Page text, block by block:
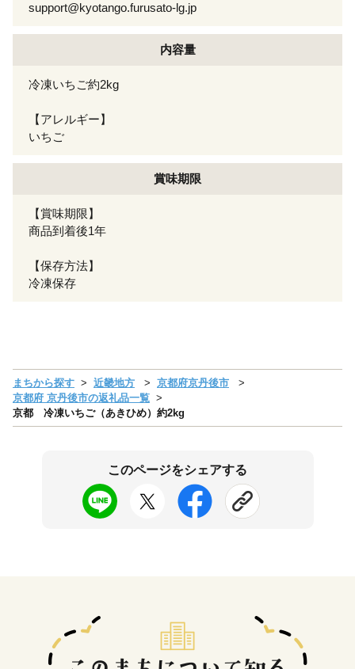
support@kyotango.furusato-lg.jp
内容量
冷凍いちご約2kg
【アレルギー】
いちご
賞味期限
【賞味期限】
商品到着後1年
【保存方法】
冷凍保存
まちから探す 近畿地方
京都府京丹後市
京都府 京丹後市の返礼品一覧
京都 冷凍いちご（あきひめ）約2kg
このページをシェアする